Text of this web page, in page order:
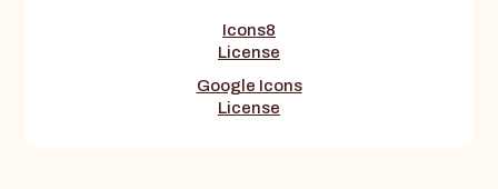
Icons8
License
Google Icons
License